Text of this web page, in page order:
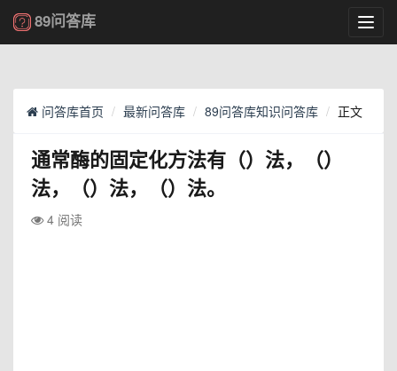
89问答库
问答库首页 最新问答库 89问答库知识问答库 正文
通常酶的固定化方法有（）法，（）
法，（）法，（）法。
4 阅读